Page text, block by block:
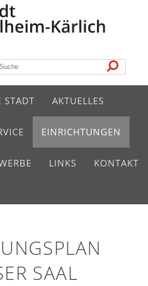
STADT AKTUELLES
EINRICHTUNGEN
LINKS KONTAKT
SAAL